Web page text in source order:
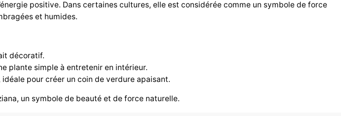
positive. Dans certaines cultures, elle est considérée comme un symbole de force
et humides.
décoratif.
plante simple à entretenir en intérieur.
pour créer un coin de verdure apaisant.
un symbole de beauté et de force naturelle.